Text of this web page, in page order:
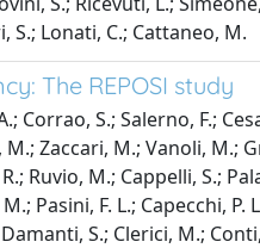
S.; Lonati, C.; Cattaneo, M.
The REPOSI study
S.; Salerno, F.;
Zaccari, M.; Vanoli, M.;
Ruvio, M.; Cappelli, S.;
Pasini, F. L.; Capecchi, P.
S.; Clerici, M.;